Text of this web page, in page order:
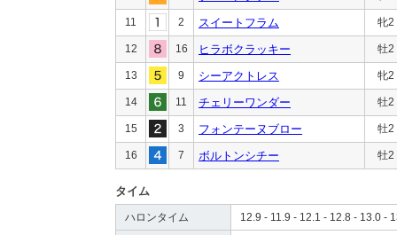
11 2 スイートフラム 牝2
12 16 ヒラボクラッキー 牡2
13 9 シーアクトレス 牝2
14 11 チェリーワンダー 牡2
15 3 フォンテーヌブロー 牡2
16 7 ボルトンシチー 牡2
タイム
ハロンタイム 12.9 - 11.9 - 12.1 - 12.8 - 13.0 -